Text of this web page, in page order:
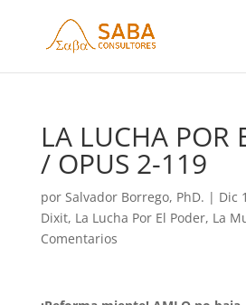
LA LUCHA POR
/ OPUS 2-119
por Salvador Borrego, PhD. | Dic
Dixit, La Lucha Por El Poder, La
Comentarios